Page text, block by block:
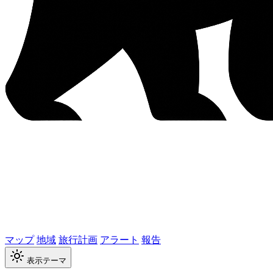
マップ地域旅行計画 アラート 報告
表示テーマ